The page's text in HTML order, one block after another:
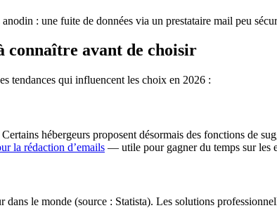
: une fuite de données via un prestataire mail peu
connaître avant de choisir
tendances qui influencent les choix en 2026 :
hébergeurs proposent désormais des fonctions de
la rédaction d’emails — utile pour gagner du temps sur les
le monde (source : Statista). Les solutions